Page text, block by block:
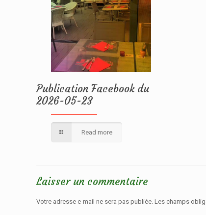
Publication Facebook du
2026-05-23
Read more
Laisser un commentaire
Votre adresse e-mail ne sera pas publiée. Les champs